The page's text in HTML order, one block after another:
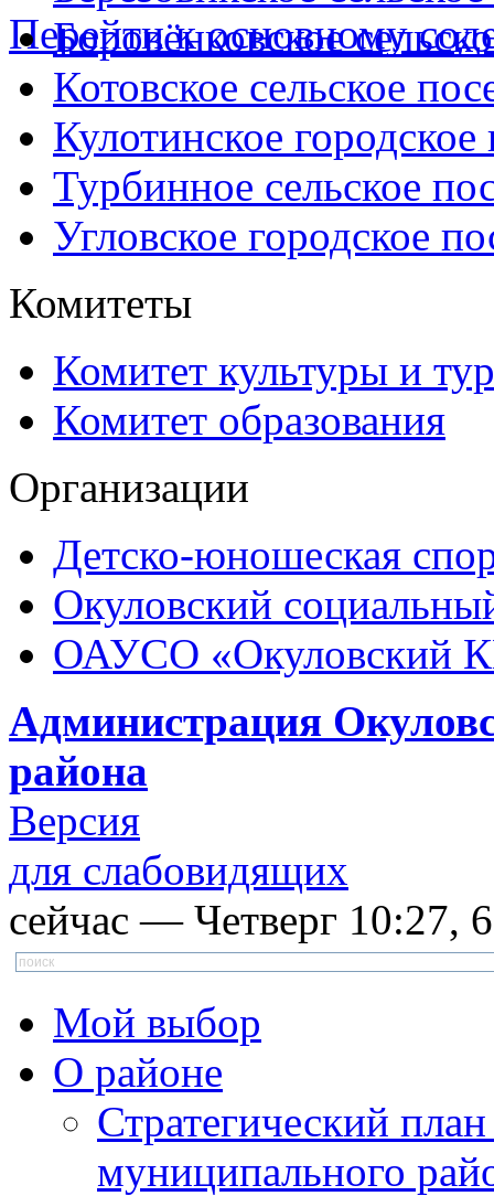
Перейти к основному
Боровёнковское
Котовское сельское
Кулотинское городское
Турбинное сельское
Угловское городское
Комитеты
Комитет культуры и
Комитет образования
Организации
Детско-юношеская
Окуловский
ОАУСО «Окуловский
Администрация
района
Версия
для слабовидящих
сейчас — Четверг 10:27, 6
Мой выбор
О районе
Стратегический
муниципального